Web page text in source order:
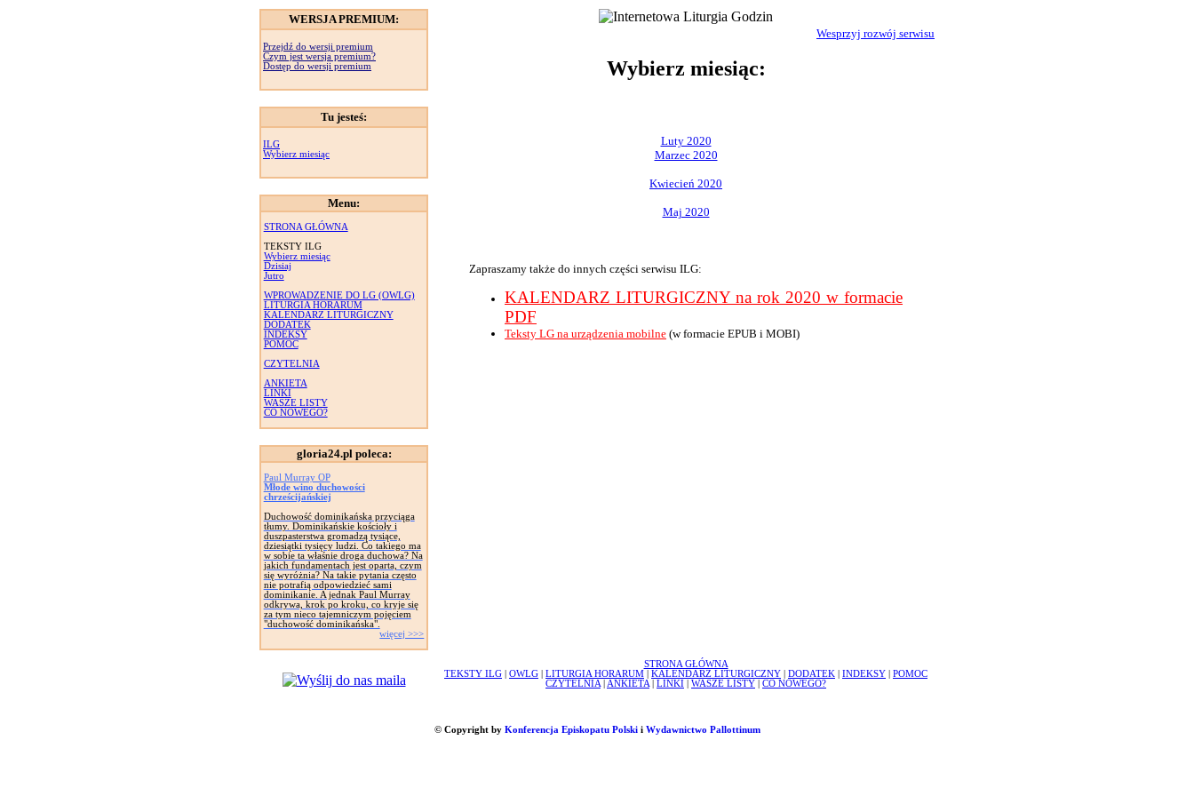
WERSJA PREMIUM:
Przejdź do wersji premium
Czym jest wersja premium?
Dostęp do wersji premium
Tu jesteś:
ILG
Wybierz miesiąc
Menu:
STRONA GŁÓWNA
TEKSTY ILG
Wybierz miesiąc
Dzisiaj
Jutro
WPROWADZENIE DO LG (OWLG)
LITURGIA HORARUM
KALENDARZ LITURGICZNY
DODATEK
INDEKSY
POMOC
CZYTELNIA
ANKIETA
LINKI
WASZE LISTY
CO NOWEGO?
gloria24.pl poleca:
Paul Murray OP
Młode wino duchowości
chrześcijańskiej
Duchowość dominikańska przyciąga
tłumy. Dominikańskie kościoły i
duszpasterstwa gromadzą tysiące,
dziesiątki tysięcy ludzi. Co takiego ma
w sobie ta właśnie droga duchowa? Na
jakich fundamentach jest oparta, czym
się wyróżnia? Na takie pytania często
nie potrafią odpowiedzieć sami
dominikanie. A jednak Paul Murray
odkrywa, krok po kroku, co kryje się
za tym nieco tajemniczym pojęciem
"duchowość dominikańska".
więcej >>>
Wesprzyj rozwój serwisu
Wybierz miesiąc:
Luty 2020
Marzec 2020
Kwiecień 2020
Maj 2020
Zapraszamy także do innych części serwisu ILG:
KALENDARZ LITURGICZNY na rok 2020 w formacie
PDF
Teksty LG na urządzenia mobilne (w formacie EPUB i MOBI)
STRONA GŁÓWNA
TEKSTY ILG
OWLG LITURGIA HORARUM KALENDARZ LITURGICZNY DODATEK INDEKSY
POMOC
CZYTELNIA
ANKIETA LINKI WASZE LISTY CO NOWEGO?
© Copyright by Konferencja Episkopatu Polskii Wydawnictwo Pallottinum